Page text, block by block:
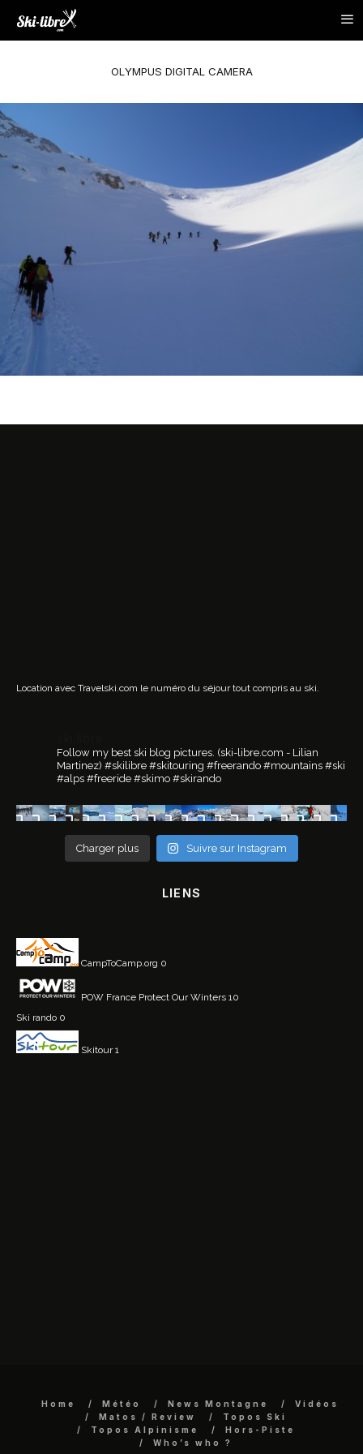
OLYMPUS DIGITAL CAMERA
Location avec Travelski.com le numéro du séjour tout compris au ski.
Follow my best ski blog pictures. (ski-libre.com - Lilian
Martinez) #skilibre #skitouring #freerando #mountains #ski
#alps #freeride #skimo #skirando
Charger plus Suivre sur Instagram
LIENS
CampToCamp.org 0
POW France Protect Our Winters 10
Ski rando 0
Skitour1
Home Météo News Montagne
Vidéos
Matos / Review
Topos Ski
Topos Alpinisme
Hors-Piste
Who’s who ?